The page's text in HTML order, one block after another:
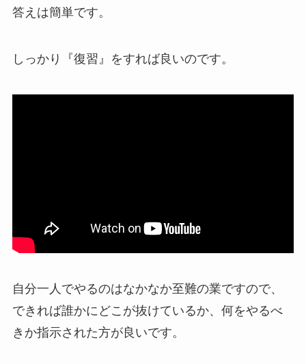
答えは簡単です。
しっかり『復習』をすれば良いのです。
自分一人でやるのはなかなか至難の業ですので、
できれば誰かにどこが抜けているか、何をやるべ
きか指示された方が良いです。